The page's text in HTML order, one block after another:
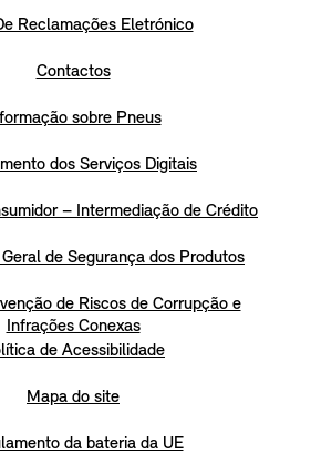
Reclamações Eletrónico
Contactos
sobre Pneus
dos Serviços Digitais
– Intermediação de Crédito
de Segurança dos Produtos
de Riscos de Corrupção e
Infrações Conexas
de Acessibilidade
Mapa do site
da bateria da UE